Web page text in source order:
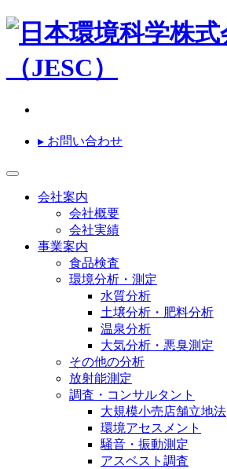
▸ お問い合わせ
会社案内
会社概要
会社実績
事業案内
食品検査
環境分析・測定
水質分析
土壌分析・肥料分析
温泉分析
大気分析・悪臭測定
その他の分析
放射能測定
調査・コンサルタント
大規模小売店舗立地法
環境アセスメント
騒音・振動測定
アスベスト調査